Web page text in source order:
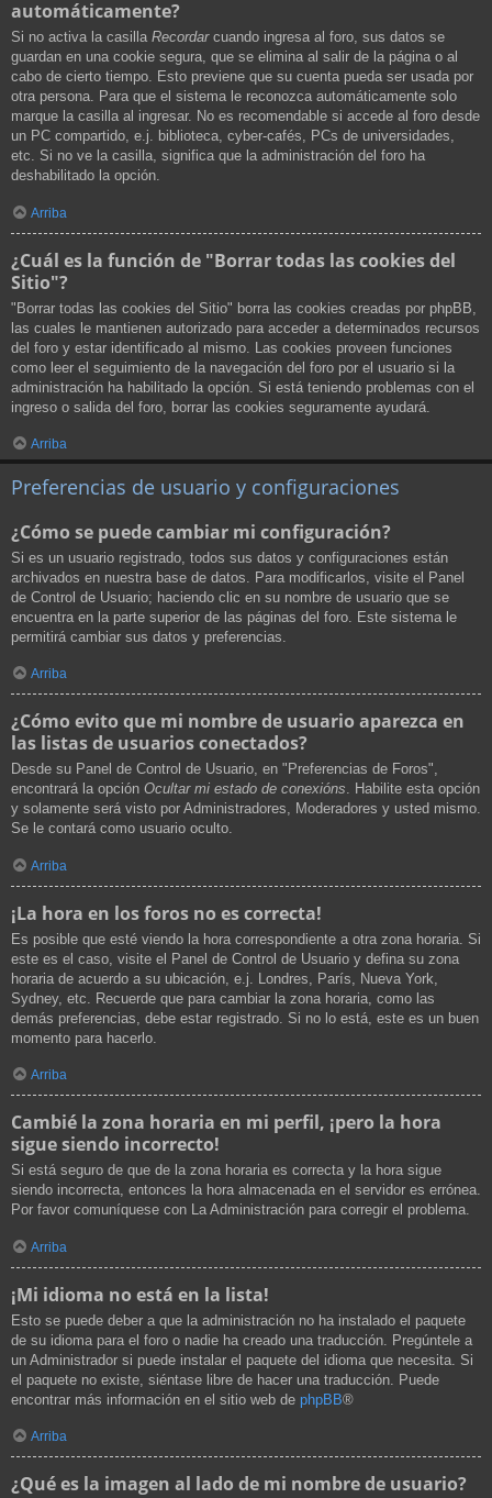
automáticamente?
Si no activa la casilla Recordarcuando ingresa al foro, sus datos se
guardan en una cookie segura, que se elimina al salir de la página o al
cabo de cierto tiempo. Esto previene que su cuenta pueda ser usada por
otra persona. Para que el sistema le reconozca automáticamente solo
marque la casilla al ingresar. No es recomendable si accede al foro desde
un PC compartido, e.j. biblioteca, cyber-cafés, PCs de universidades,
etc. Si no ve la casilla, significa que la administración del foro ha
deshabilitado la opción.
Arriba
¿Cuál es la función de "Borrar todas las cookies del
Sitio"?
"Borrar todas las cookies del Sitio" borra las cookies creadas por phpBB,
las cuales le mantienen autorizado para acceder a determinados recursos
del foro y estar identificado al mismo. Las cookies proveen funciones
como leer el seguimiento de la navegación del foro por el usuario si la
administración ha habilitado la opción. Si está teniendo problemas con el
ingreso o salida del foro, borrar las cookies seguramente ayudará.
Arriba
Preferencias de usuario y configuraciones
¿Cómo se puede cambiar mi configuración?
Si es un usuario registrado, todos sus datos y configuraciones están
archivados en nuestra base de datos. Para modificarlos, visite el Panel
de Control de Usuario; haciendo clic en su nombre de usuario que se
encuentra en la parte superior de las páginas del foro. Este sistema le
permitirá cambiar sus datos y preferencias.
Arriba
¿Cómo evito que mi nombre de usuario aparezca en
las listas de usuarios conectados?
Desde su Panel de Control de Usuario, en "Preferencias de Foros",
encontrará la opción Ocultar mi estado de conexións. Habilite esta opción
y solamente será visto por Administradores, Moderadores y usted mismo.
Se le contará como usuario oculto.
Arriba
¡La hora en los foros no es correcta!
Es posible que esté viendo la hora correspondiente a otra zona horaria. Si
este es el caso, visite el Panel de Control de Usuario y defina su zona
horaria de acuerdo a su ubicación, e.j. Londres, París, Nueva York,
Sydney, etc. Recuerde que para cambiar la zona horaria, como las
demás preferencias, debe estar registrado. Si no lo está, este es un buen
momento para hacerlo.
Arriba
Cambié la zona horaria en mi perfil, ¡pero la hora
sigue siendo incorrecto!
Si está seguro de que de la zona horaria es correcta y la hora sigue
siendo incorrecta, entonces la hora almacenada en el servidor es errónea.
Por favor comuníquese con La Administración para corregir el problema.
Arriba
¡Mi idioma no está en la lista!
Esto se puede deber a que la administración no ha instalado el paquete
de su idioma para el foro o nadie ha creado una traducción. Pregúntele a
un Administrador si puede instalar el paquete del idioma que necesita. Si
el paquete no existe, siéntase libre de hacer una traducción. Puede
encontrar más información en el sitio web de phpBB®
Arriba
¿Qué es la imagen al lado de mi nombre de usuario?